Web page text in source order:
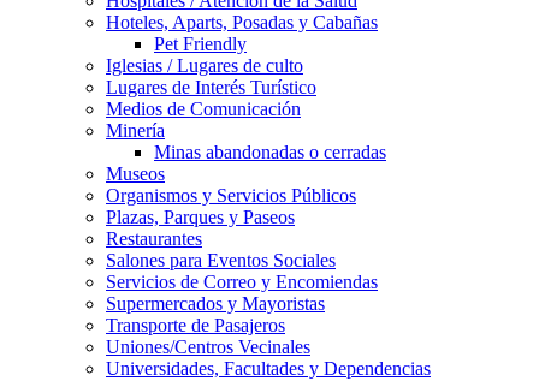
Hoteles, Aparts, Posadas y Cabañas
Pet Friendly
Iglesias / Lugares de culto
Lugares de Interés Turístico
Medios de Comunicación
Minería
Minas abandonadas o cerradas
Museos
Organismos y Servicios Públicos
Plazas, Parques y Paseos
Restaurantes
Salones para Eventos Sociales
Servicios de Correo y Encomiendas
Supermercados y Mayoristas
Transporte de Pasajeros
Uniones/Centros Vecinales
Universidades, Facultades y Dependencias